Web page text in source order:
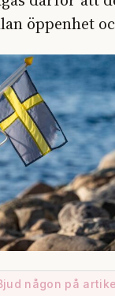
öppenhet
någon på